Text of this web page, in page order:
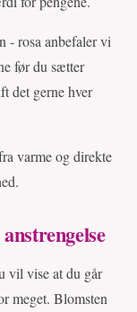
- rosa anbefaler vi
før du sætter
det gerne hver
varme og direkte
vil vise at du går
meget. Blomsten